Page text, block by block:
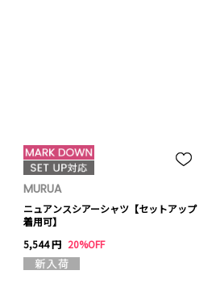
MURUA
ニュアンスシアーシャツ【セットアップ
着用可】
5,544 円 20%OFF